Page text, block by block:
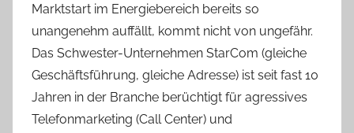
Marktstart im Energiebereich bereits so
unangenehm auffällt, kommt nicht von ungefähr.
Das Schwester-Unternehmen StarCom (gleiche
Geschäftsführung, gleiche Adresse) ist seit fast 10
Jahren in der Branche berüchtigt für agressives
Telefonmarketing (Call Center) und